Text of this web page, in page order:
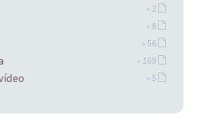
» 2
» 8
» 56
» 169
» 5